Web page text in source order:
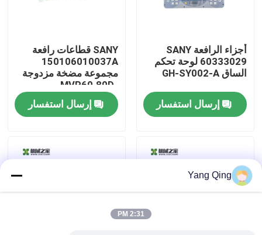
جولة في المعمل
مراقبة الجودة
اتصل بنا
اطلب اقتباس
رافعة سيارات مستعملة
رافعات الشاحنة المستعملة
أجزاء الرافعة SANY
60333029 لوحة تحكم
الساق GH-SY002-A
إرسال استفسار
SANY قطاعات رافعة
150106010037A
مجموعة مضخة مزدوجة
MVP60.80D-
06S8/MVP60.80D-
06S5 إرسال استفسار
Yang Qing
2:31 PM